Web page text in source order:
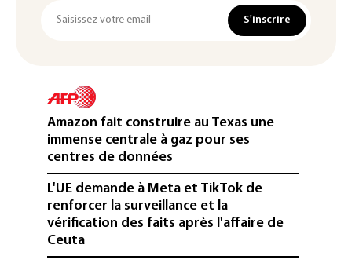
S'inscrire
Amazon fait construire au Texas une
immense centrale à gaz pour ses
centres de données
L'UE demande à Meta et TikTok de
renforcer la surveillance et la
vérification des faits après l'affaire de
Ceuta